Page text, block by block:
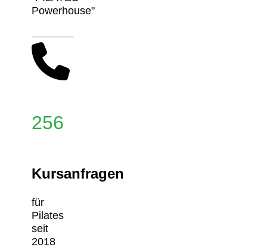
Powerhouse"
256
Kursanfragen
für
Pilates
seit
2018